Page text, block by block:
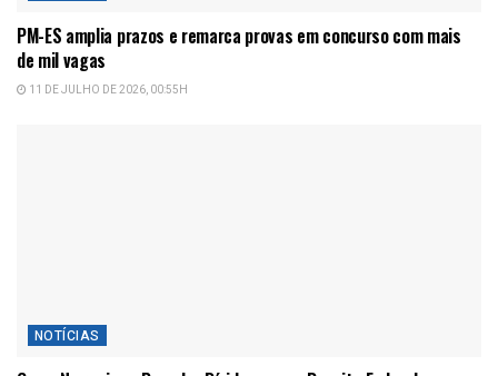
PM-ES amplia prazos e remarca provas em concurso com mais
de mil vagas
11 DE JULHO DE 2026, 00:55H
NOTÍCIAS